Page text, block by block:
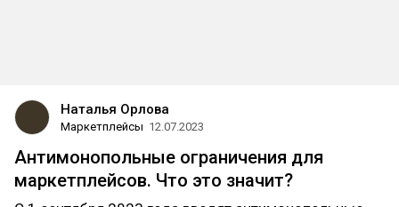
Наталья Орлова
Маркетплейсы 12.07.2023
Антимонопольные ограничения для
маркетплейсов. Что это значит?